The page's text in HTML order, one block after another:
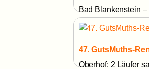
Bad Blankenstein
47. GutsMuths-
Oberhof: 2 Läufer